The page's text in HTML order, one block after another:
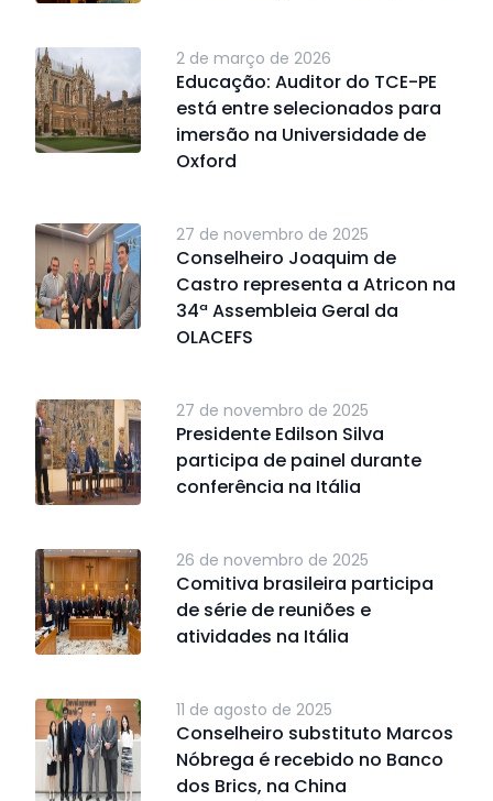
2 de março de 2026
Educação: Auditor do TCE-PE
está entre selecionados para
imersão na Universidade de
Oxford
27 de novembro de 2025
Conselheiro Joaquim de
Castro representa a Atricon na
34ª Assembleia Geral da
OLACEFS
27 de novembro de 2025
Presidente Edilson Silva
participa de painel durante
conferência na Itália
26 de novembro de 2025
Comitiva brasileira participa
de série de reuniões e
atividades na Itália
11 de agosto de 2025
Conselheiro substituto Marcos
Nóbrega é recebido no Banco
dos Brics, na China